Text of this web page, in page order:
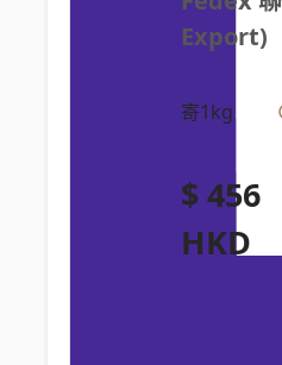
Export)
寄1kg
$ 456
HKD